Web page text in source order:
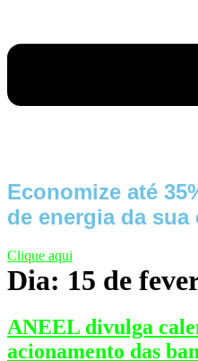
Economize até
de energia da sua
Clique aqui
Dia: 15 de
ANEEL divulga
acionamento das